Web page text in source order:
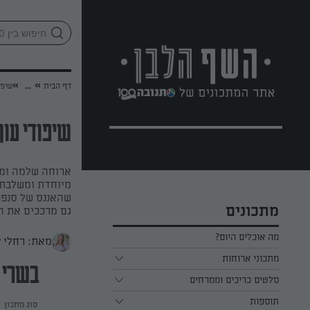
מתכונים
מה אוכלים היום?
מתכוני ארוחות
ארוחת בוקר
ארוחת צהריים
סלטים כריכים וממרחים
כל הסלטים כריכים וממרחים
תוספות
דף הבית »
...
»
שיפודי
ארוחה שלמה
מיוחדת
שהאננס של
גם מרככים את
מאת: רחלי
בשרי
סוג מתכון